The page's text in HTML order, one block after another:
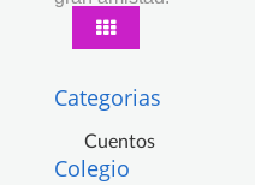
Categorias
Cuentos
Colegio